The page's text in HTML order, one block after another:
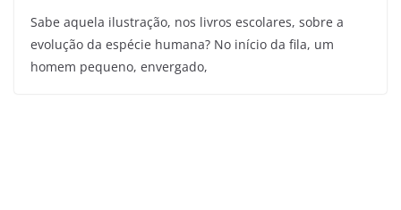
Sabe aquela ilustração, nos livros escolares, sobre a
evolução da espécie humana? No início da fila, um
homem pequeno, envergado,